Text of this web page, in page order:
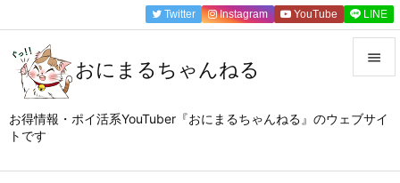
おにまるちゃんねる
お得情報・ポイ活系YouTuber『おにまるちゃんねる』のウェブサイ
トです

メニュ
Twitter Instagram YouTube LINE